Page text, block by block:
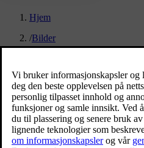
Hjem
/Bilder
Volvo EX30
exterior